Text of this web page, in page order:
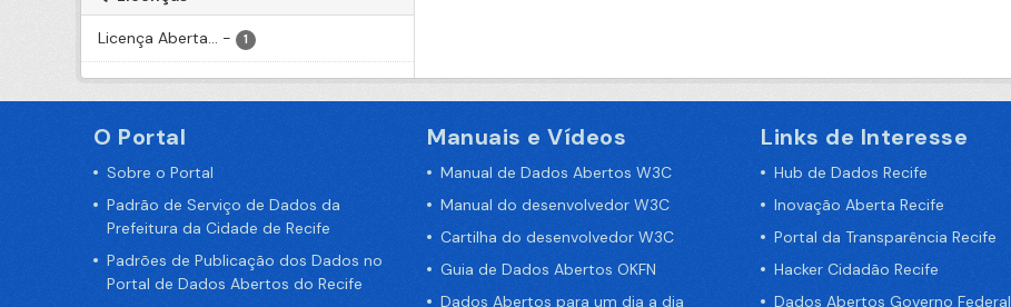
Licença Aberta... - 1
O Portal
Sobre o Portal
Padrão de Serviço de Dados da
Prefeitura da Cidade de Recife
Padrões de Publicação dos Dados no
Portal de Dados Abertos do Recife
Manuais e Vídeos
Manual de Dados Abertos W3C
Manual do desenvolvedor W3C
Cartilha do desenvolvedor W3C
Guia de Dados Abertos OKFN
Dados Abertos para um dia a dia
Links de Interesse
Hub de Dados Recife
Inovação Aberta Recife
Portal da Transparência Recife
Hacker Cidadão Recife
Dados Abertos Governo Federal